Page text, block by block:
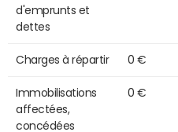
d'emprunts et
dettes
Charges à répartir 0 €
Immobilisations
affectées,
concédées
0 €